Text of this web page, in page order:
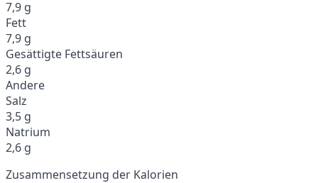
7,9 g
Fett
7,9 g
Gesättigte Fettsäuren
2,6 g
Andere
Salz
3,5 g
Natrium
2,6 g
Zusammensetzung der Kalorien